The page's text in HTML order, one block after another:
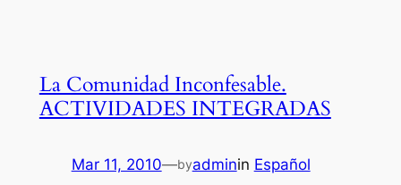
La Comunidad Inconfesable.
ACTIVIDADES INTEGRADAS
Mar 11, 2010—byadminin Español